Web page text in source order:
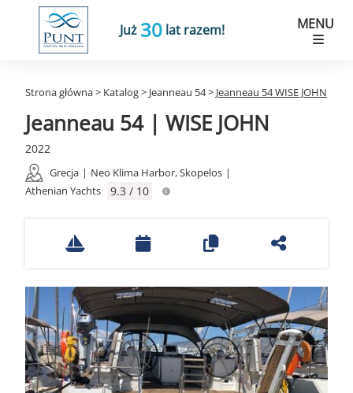
Już 30 lat razem! MENU
Strona główna> Katalog> Jeanneau 54> Jeanneau 54 WISE JOHN
Jeanneau 54 | WISE JOHN
2022
Grecja | Neo Klima Harbor, Skopelos |
Athenian Yachts
9.3 / 10